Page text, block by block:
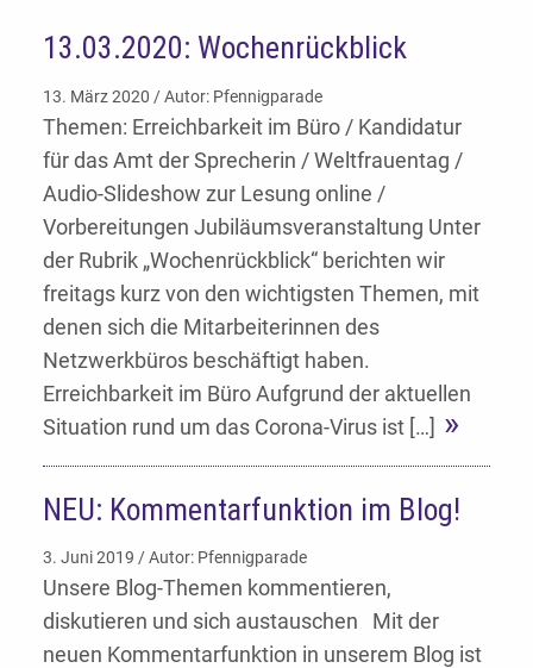
13.03.2020: Wochenrückblick
13. März 2020 / Autor: Pfennigparade
Themen: Erreichbarkeit im Büro / Kandidatur
für das Amt der Sprecherin / Weltfrauentag /
Audio-Slideshow zur Lesung online /
Vorbereitungen Jubiläumsveranstaltung Unter
der Rubrik „Wochenrückblick“ berichten wir
freitags kurz von den wichtigsten Themen, mit
denen sich die Mitarbeiterinnen des
Netzwerkbüros beschäftigt haben.
Erreichbarkeit im Büro Aufgrund der aktuellen
Situation rund um das Corona-Virus ist […]
NEU: Kommentarfunktion im Blog!
3. Juni 2019 / Autor: Pfennigparade
Unsere Blog-Themen kommentieren,
diskutieren und sich austauschen Mit der
neuen Kommentarfunktion in unserem Blog ist